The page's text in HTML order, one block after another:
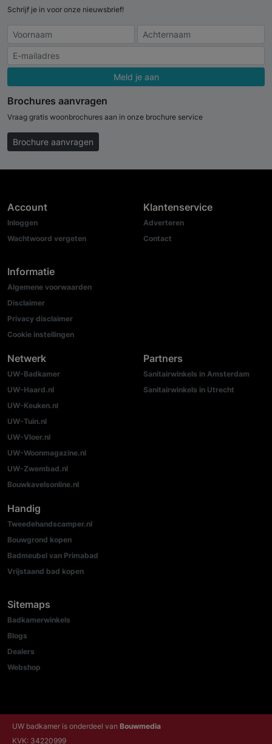
Schrijf je in voor onze nieuwsbrief!
Meld je aan
Brochures aanvragen
Vraag gratis woonbrochures aan in onze brochure service
Brochure aanvragen
Account
Inloggen
Wachtwoord vergeten
Informatie
Algemene voorwaarden
Disclaimer
Privacy disclaimer
Cookie instellingen
Klantenservice
Adverteren
Contact
Netwerk
UW-Badkamer
UW-Haard.nl
UW-Keuken.nl
UW-Tuin.nl
UW-Vloer.nl
UW-Woonmagazine.nl
UW-Zwembad.nl
Bouwkavelsonline.nl
Partners
Sanitairwinkels in Amsterdam
Sanitairwinkels in Utrecht
Handig
Tweedehandscamper.nl
Bouwgrond kopen
Badmeubel van Primabad
Vrijstaand bad kopen
Sitemaps
Badkamerwinkels
Blogs
Dealers
Webshop
UW badkamer is onderdeel van Bouwmedia
KVK: 34220999